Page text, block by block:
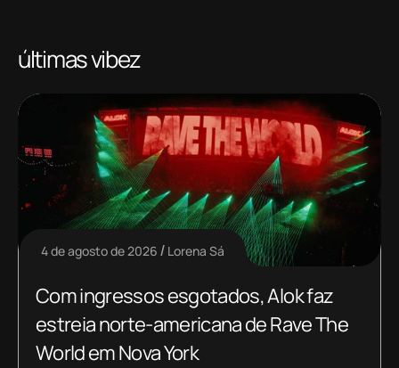
últimas vibez
4 de agosto de 2026 Lorena Sá
Com ingressos esgotados, Alok faz
estreia norte-americana de Rave The
World em Nova York